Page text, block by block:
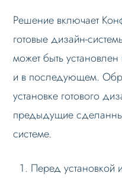
Блоки / секции
Личный кабинет
Формы и
SEO и оптимизация
Лендинги и
Проблемы и
Основное по
Решение включает
готовые дизайн-
может быть установлен
и в последующем.
установке готового
предыдущие
системе.
Перед